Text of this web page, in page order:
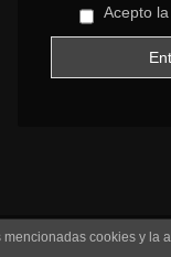
Acepto
SOBRE NOSOTROS
cookies y la